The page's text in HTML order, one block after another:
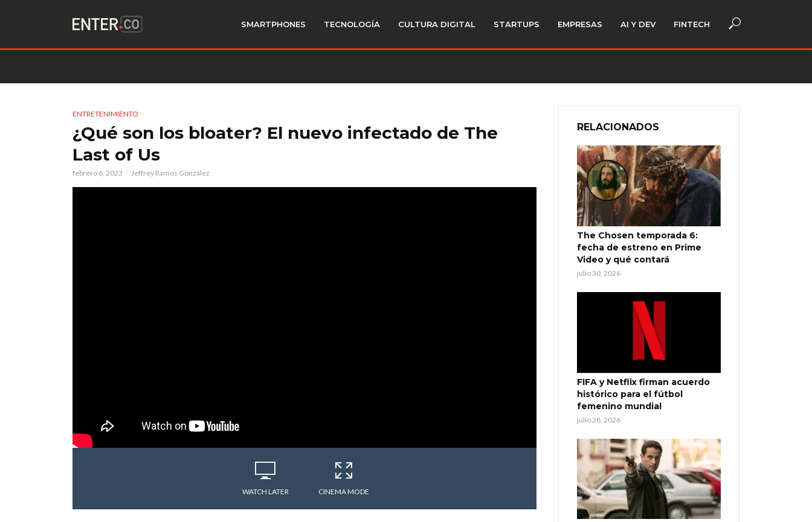
SMARTPHONES TECNOLOGÍA CULTURA DIGITAL STARTUPS EMPRESAS AI Y DEV FINTECH
ENTRETENIMIENTO
¿Qué son los bloater? El nuevo infectado de The
Last of Us
febrero 6, 2023 Jeffrey Ramos González
WATCH LATER CINEMA MODE
RELACIONADOS
The Chosen temporada 6:
fecha de estreno en Prime
Video y qué contará
julio 30, 2026
FIFA y Netflix firman acuerdo
histórico para el fútbol
femenino mundial
julio 28, 2026